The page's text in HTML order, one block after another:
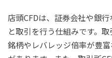
店頭CFDは、証券会社や銀
と取引を行う仕組みです。
銘柄やレバレッジ倍率が豊